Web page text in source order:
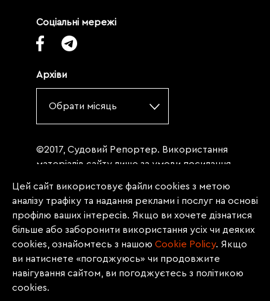
Соціальні мережі
Архіви
Обрати місяць
©2017, Судовий Репортер. Використання
матеріалів сайту лише за умови посилання
«Судовий репортер» не нижче третього
абзацу. Матеріали, щодо яких міститься
заборона на повну републікацію
(передрук, копіювання, відтворення або
інше використання), заборонено
передруковувати без згоди редакції.
Матеріали з позначкою PROMOTED, ЗА
Цей сайт використовує файли cookies з метою
аналізу трафіку та надання реклами і послуг на основі
профілю ваших інтересів. Якщо ви хочете дізнатися
більше або заборонити використання усіх чи деяких
cookies, ознайомтесь з нашою Сookie Policy. Якщо
ви натиснете «погоджуюсь» чи продовжите
навігування сайтом, ви погоджуєтесь з політикою
cookies.